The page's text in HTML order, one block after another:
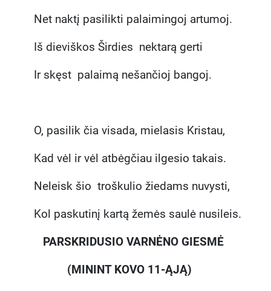
Net naktį pasilikti palaimingoj artumoj.
Iš dieviškos Širdies nektarą gerti
Ir skęst palaimą nešančioj bangoj.
O, pasilik čia visada, mielasis Kristau,
Kad vėl ir vėl atbėgčiau ilgesio takais.
Neleisk šio troškulio žiedams nuvysti,
Kol paskutinį kartą žemės saulė nusileis.
PARSKRIDUSIO VARNĖNO GIESMĖ
(MININT KOVO 11-ĄJĄ)